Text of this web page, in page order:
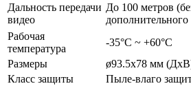
Дальность передачи
видео
До 100 метров
Рабочая
температура
-35°С ~ +60°С
Размеры
ø93.5x78 мм
Класс защиты
Пыле-влаго